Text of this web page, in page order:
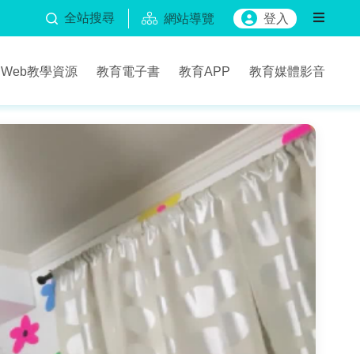
全站搜尋 網站導覽 登入
Web教學資源 教育電子書 教育APP 教育媒體影音